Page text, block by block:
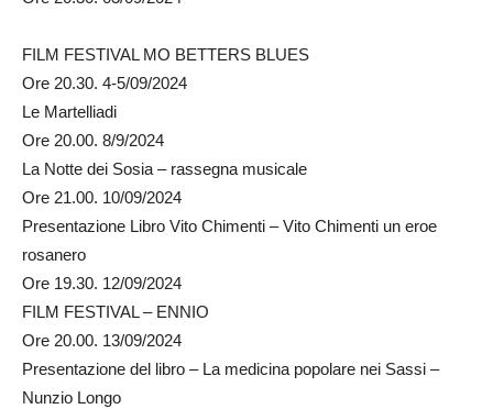
FILM FESTIVAL MO BETTERS BLUES
Ore 20.30. 4-5/09/2024
Le Martelliadi
Ore 20.00. 8/9/2024
La Notte dei Sosia – rassegna musicale
Ore 21.00. 10/09/2024
Presentazione Libro Vito Chimenti – Vito Chimenti un eroe
rosanero
Ore 19.30. 12/09/2024
FILM FESTIVAL – ENNIO
Ore 20.00. 13/09/2024
Presentazione del libro – La medicina popolare nei Sassi –
Nunzio Longo